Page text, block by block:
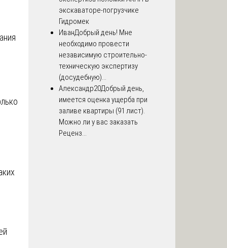
экскаваторе-погрузчике
Гидромек
ИванДобрый день! Мне
необходимо провести
независимую строительно-
техническую экспертизу
(досудебную)...
Александр20Добрый день,
имеется оценка ущерба при
заливе квартиры (91 лист).
Можно ли у вас заказать
Реценз...